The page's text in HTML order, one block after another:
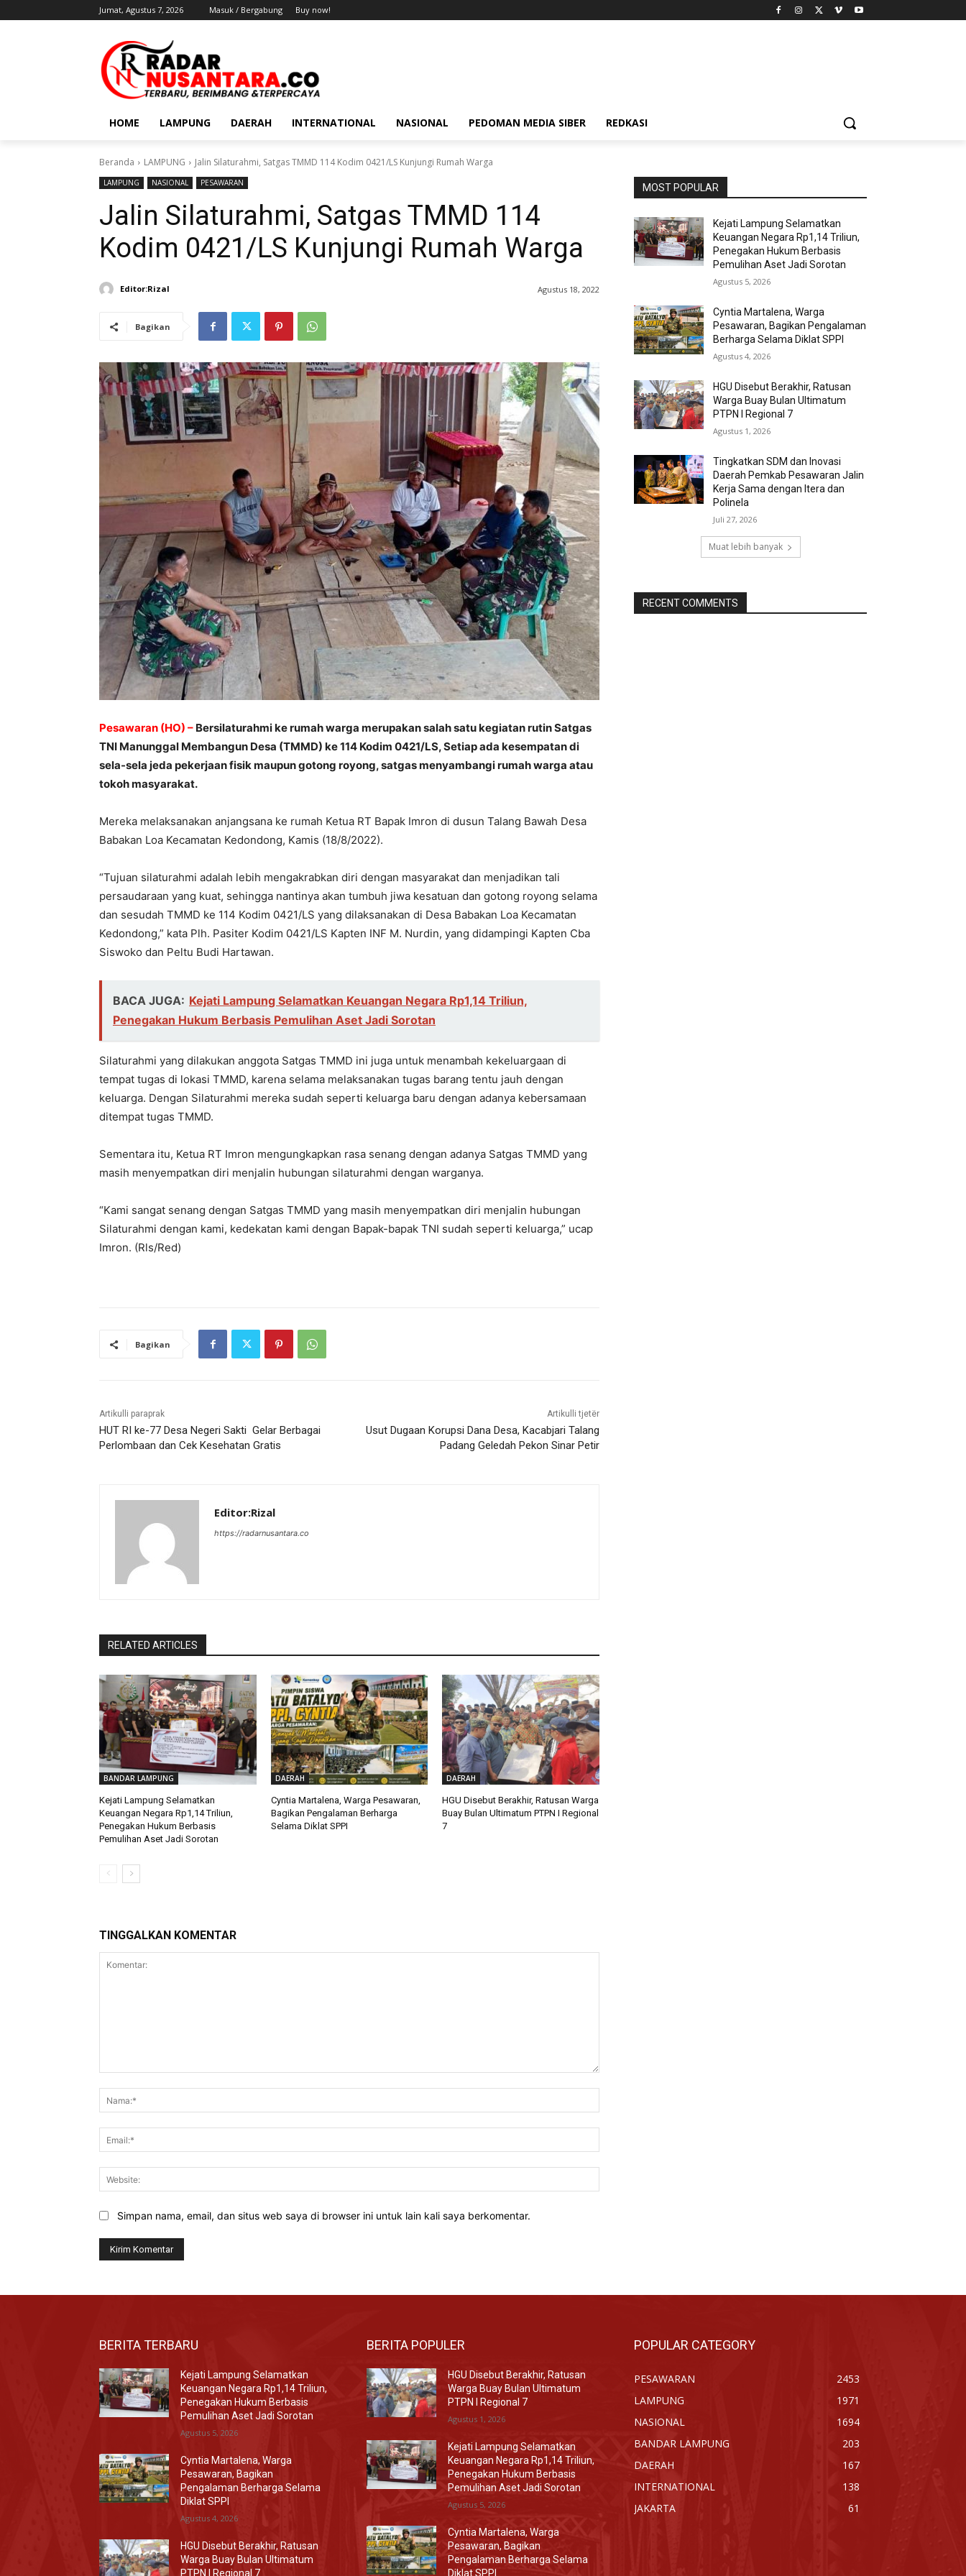
Jumat, Agustus 7, 2026 Masuk / Bergabung Buy now!
HOME LAMPUNG DAERAH INTERNATIONAL NASIONAL PEDOMAN MEDIA SIBER REDKASI
Beranda LAMPUNG Jalin Silaturahmi, Satgas TMMD 114 Kodim 0421/LS Kunjungi Rumah Warga
LAMPUNG NASIONAL PESAWARAN
Jalin Silaturahmi, Satgas TMMD 114
Kodim 0421/LS Kunjungi Rumah Warga
Editor:Rizal Agustus 18, 2022
Bagikan
Pesawaran (HO) – Bersilaturahmi ke rumah warga merupakan salah satu kegiatan rutin Satgas
TNI Manunggal Membangun Desa (TMMD) ke 114 Kodim 0421/LS, Setiap ada kesempatan di
sela-sela jeda pekerjaan fisik maupun gotong royong, satgas menyambangi rumah warga atau
tokoh masyarakat.
Mereka melaksanakan anjangsana ke rumah Ketua RT Bapak Imron di dusun Talang Bawah Desa
Babakan Loa Kecamatan Kedondong, Kamis (18/8/2022).
“Tujuan silaturahmi adalah lebih mengakrabkan diri dengan masyarakat dan menjadikan tali
persaudaraan yang kuat, sehingga nantinya akan tumbuh jiwa kesatuan dan gotong royong selama
dan sesudah TMMD ke 114 Kodim 0421/LS yang dilaksanakan di Desa Babakan Loa Kecamatan
Kedondong,” kata Plh. Pasiter Kodim 0421/LS Kapten INF M. Nurdin, yang didampingi Kapten Cba
Siswoko dan Peltu Budi Hartawan.
BACA JUGA: Kejati Lampung Selamatkan Keuangan Negara Rp1,14 Triliun,
Penegakan Hukum Berbasis Pemulihan Aset Jadi Sorotan
Silaturahmi yang dilakukan anggota Satgas TMMD ini juga untuk menambah kekeluargaan di
tempat tugas di lokasi TMMD, karena selama melaksanakan tugas barang tentu jauh dengan
keluarga. Dengan Silaturahmi mereka sudah seperti keluarga baru dengan adanya kebersamaan
ditempat tugas TMMD.
Sementara itu, Ketua RT Imron mengungkapkan rasa senang dengan adanya Satgas TMMD yang
masih menyempatkan diri menjalin hubungan silaturahmi dengan warganya.
“Kami sangat senang dengan Satgas TMMD yang masih menyempatkan diri menjalin hubungan
Silaturahmi dengan kami, kedekatan kami dengan Bapak-bapak TNI sudah seperti keluarga,” ucap
Imron. (Rls/Red)
Bagikan
Artikulli paraprak
HUT RI ke-77 Desa Negeri Sakti Gelar Berbagai
Perlombaan dan Cek Kesehatan Gratis
Artikulli tjetër
Usut Dugaan Korupsi Dana Desa, Kacabjari Talang
Padang Geledah Pekon Sinar Petir
Editor:Rizal
https://radarnusantara.co
RELATED ARTICLES
BANDAR LAMPUNG
Kejati Lampung Selamatkan
Keuangan Negara Rp1,14 Triliun,
Penegakan Hukum Berbasis
Pemulihan Aset Jadi Sorotan
DAERAH
Cyntia Martalena, Warga Pesawaran,
Bagikan Pengalaman Berharga
Selama Diklat SPPI
DAERAH
HGU Disebut Berakhir, Ratusan Warga
Buay Bulan Ultimatum PTPN I Regional
7
TINGGALKAN KOMENTAR
Simpan nama, email, dan situs web saya di browser ini untuk lain kali saya berkomentar.
MOST POPULAR
Kejati Lampung Selamatkan
Keuangan Negara Rp1,14 Triliun,
Penegakan Hukum Berbasis
Pemulihan Aset Jadi Sorotan
Agustus 5, 2026
Cyntia Martalena, Warga
Pesawaran, Bagikan Pengalaman
Berharga Selama Diklat SPPI
Agustus 4, 2026
HGU Disebut Berakhir, Ratusan
Warga Buay Bulan Ultimatum
PTPN I Regional 7
Agustus 1, 2026
Tingkatkan SDM dan Inovasi
Daerah Pemkab Pesawaran Jalin
Kerja Sama dengan Itera dan
Polinela
Juli 27, 2026
Muat lebih banyak
RECENT COMMENTS
BERITA TERBARU
Kejati Lampung Selamatkan
Keuangan Negara Rp1,14 Triliun,
Penegakan Hukum Berbasis
Pemulihan Aset Jadi Sorotan
Agustus 5, 2026
Cyntia Martalena, Warga
Pesawaran, Bagikan
Pengalaman Berharga Selama
Diklat SPPI
Agustus 4, 2026
HGU Disebut Berakhir, Ratusan
Warga Buay Bulan Ultimatum
PTPN I Regional 7
BERITA POPULER
HGU Disebut Berakhir, Ratusan
Warga Buay Bulan Ultimatum
PTPN I Regional 7
Agustus 1, 2026
Kejati Lampung Selamatkan
Keuangan Negara Rp1,14 Triliun,
Penegakan Hukum Berbasis
Pemulihan Aset Jadi Sorotan
Agustus 5, 2026
Cyntia Martalena, Warga
Pesawaran, Bagikan
Pengalaman Berharga Selama
Diklat SPPI
POPULAR CATEGORY
PESAWARAN
2453
LAMPUNG
1971
NASIONAL
1694
BANDAR LAMPUNG
203
DAERAH
167
INTERNATIONAL
138
JAKARTA
61